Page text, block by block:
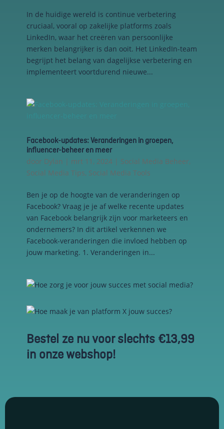
In de huidige wereld is continue verbetering
cruciaal, vooral op zakelijke platforms zoals
LinkedIn, waar het creëren van persoonlijke
merken belangrijker is dan ooit. Het LinkedIn-team
begrijpt het belang van dagelijkse verbetering en
implementeert voortdurend nieuwe...
Facebook-updates: Veranderingen in groepen,
influencer-beheer en meer
door Dylan | mrt 11, 2024| Social Media Beheer,
Social Media Tips, Social Media Tools
Ben je op de hoogte van de veranderingen op
Facebook? Vraag je je af welke recente updates
van Facebook belangrijk zijn voor marketeers en
ondernemers? In dit artikel verkennen we
Facebook-veranderingen die invloed hebben op
jouw marketing. 1. Veranderingen in...
Bestel ze nu voor slechts €13,99
in onze webshop!
betere
algehele
analyses uit
te voeren.